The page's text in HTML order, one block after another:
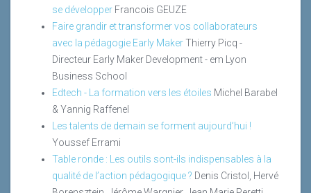
se développer Francois GEUZE
Faire grandir et transformer vos collaborateurs
avec la pédagogie Early MakerThierry Picq -
Directeur Early Maker Development - em Lyon
Business School
Edtech - La formation vers les étoiles Michel Barabel
& Yannig Raffenel
Les talents de demain se forment aujourd’hui !
Youssef Errami
Table ronde : Les outils sont-ils indispensables à la
qualité de l’action pédagogique ? Denis Cristol, Hervé